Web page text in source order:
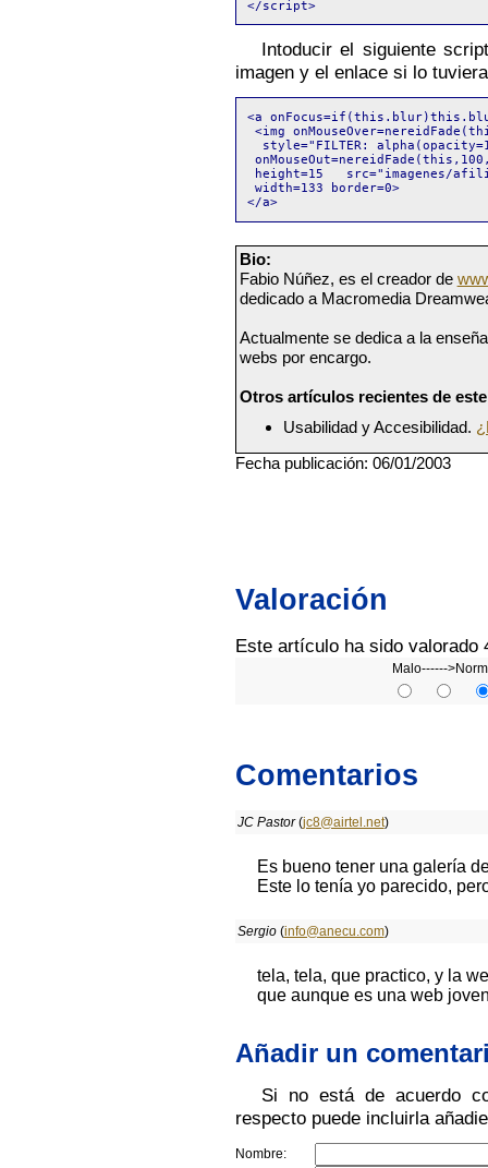
Intoducir el siguiente
imagen y el enlace si lo
<a
<img
style="FILTER:
height=15   src="imagenes/
width=133 border=0>
Bio:
Fabio Núñez, es el creador de
dedicado a Macromedia
Actualmente se dedica a la
webs por encargo.
Otros artículos recientes de
Usabilidad y Accesibilidad.
Fecha publicación: 06/01/2003
Valoración
Este artículo ha sido valorado
Malo------
Comentarios
JC Pastor(jc8@airtel.net)
Es bueno tener una galería
Este lo tenía yo parecido,
Sergio(info@anecu.com)
tela, tela, que practico, y la
que aunque es una web
Añadir un
Si no está de acuerdo
respecto puede incluirla
Nombre: